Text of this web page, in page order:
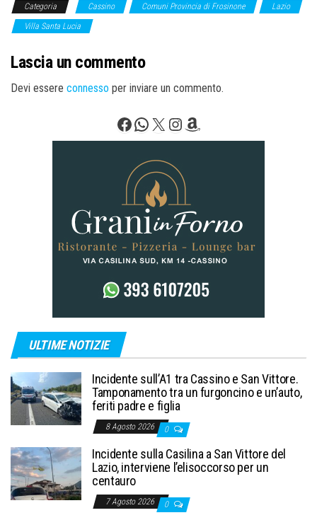
Categoria Cassino Comuni Provincia di Frosinone
Lazio
Villa Santa Lucia
Lascia un commento
Devi essere connesso per inviare un commento.
Facebook
WhatsApp
X Instagram
Amazon
ULTIME NOTIZIE
Incidente sull’A1 tra Cassino e San Vittore.
Tamponamento tra un furgoncino e un’auto,
feriti padre e figlia
8 Agosto 2026 0
Incidente sulla Casilina a San Vittore del
Lazio, interviene l’elisoccorso per un
centauro
7 Agosto 2026 0